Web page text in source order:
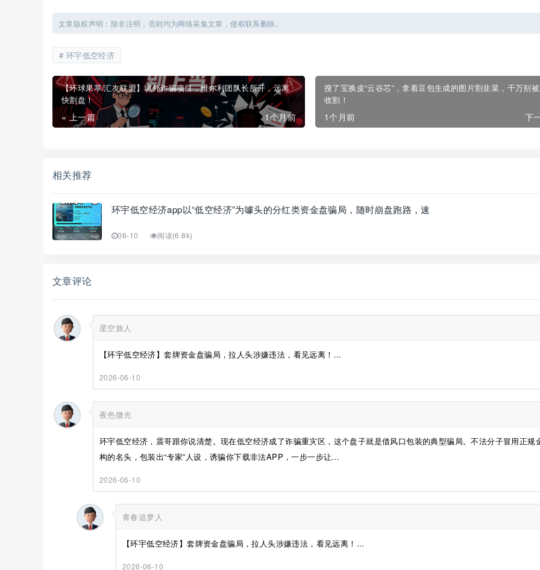
文章版权声明：除非注明，否则均为网络采集文章，侵权联系删除。
环宇低空经济
【环球果萃/汇友联盟】境外诈骗项目，维尔利团队长所开，远离
快割盘！
« 上一篇 1个月前
搜了宝换皮“云谷芯”，拿着豆包生成的图片割韭菜，千万别
收割！
下
1个月前
相关推荐
环宇低空经济app以“低空经济”为噱头的分红类资金盘骗局，随时崩盘跑路，速
06-10 阅读(6.8k)
文章评论
星空旅人
【环宇低空经济】套牌资金盘骗局，拉人头涉嫌违法，看见远离！...
2026-06-10
夜色微光
环宇低空经济，震哥跟你说清楚。现在低空经济成了诈骗重灾区，这个盘子就是借风口包装的典型骗局。不法分子冒用正规
构的名头，包装出“专家”人设，诱骗你下载非法APP，一步一步让...
2026-06-10
青春追梦人
【环宇低空经济】套牌资金盘骗局，拉人头涉嫌违法，看见远离！...
2026-06-10